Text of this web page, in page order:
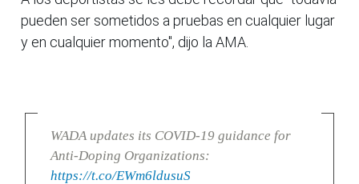
pueden ser sometidos a pruebas en cualquier lugar
y en cualquier momento", dijo la AMA.
WADA updates its COVID-19 guidance for
Anti-Doping Organizations:
https://t.co/EWm6ldusuS